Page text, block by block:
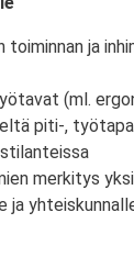
toiminnan ja
(ml.
piti-,
merkitys
ja